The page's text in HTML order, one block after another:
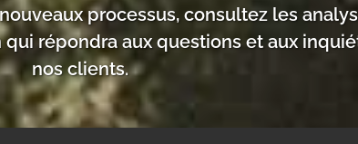
processus, consultez les
répondra aux questions et aux
nos clients.